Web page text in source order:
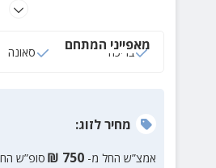
מאפייני המתחם
בריכה סאונה
מחירלזוג:
אמצ”ש החל מ- 750
₪ סופ”ש